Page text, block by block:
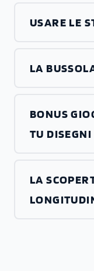
USARE LE
LA
BONUS
TU DISEGNI
LA